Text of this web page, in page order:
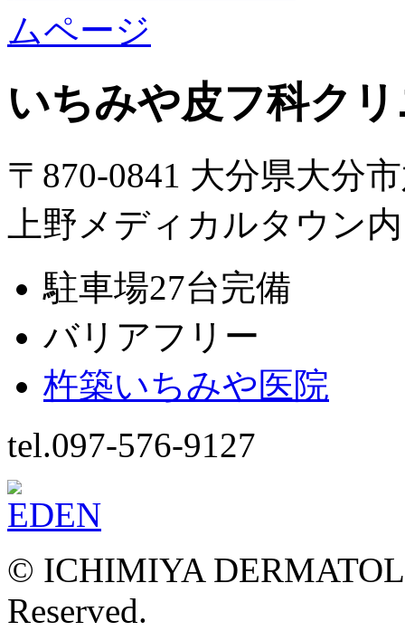
いちみや皮フ科ク
〒870-0841 大分県大分
上野メディカルタウン内
駐車場27台完備
バリアフリー
杵築いちみや医院
tel.097-576-9127
© ICHIMIYA
Reserved.